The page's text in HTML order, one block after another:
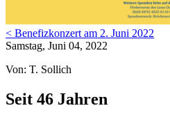
< Benefizkonzert am 2. Juni 2022
Samstag, Juni 04, 2022
Von: T. Sollich
Seit 46 Jahren